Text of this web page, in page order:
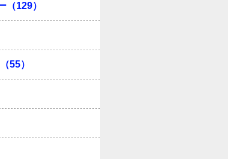
（129）
55）